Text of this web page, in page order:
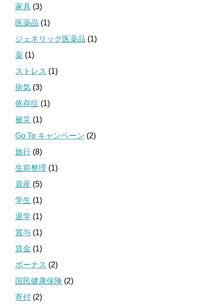
家具 (3)
医薬品 (1)
ジェネリック医薬品 (1)
薬 (1)
ストレス (1)
病気 (3)
依存症 (1)
被災 (1)
Go To キャンペーン (2)
旅行 (8)
生前整理 (1)
資産 (5)
学生 (1)
退学 (1)
賞与 (1)
賃金 (1)
ボーナス (2)
国民健康保険 (2)
寄付 (2)